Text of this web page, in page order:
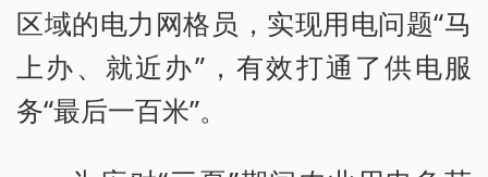
区域的电力网格员，实现用电问题“马
上办、就近办”，有效打通了供电服
务“最后一百米”。